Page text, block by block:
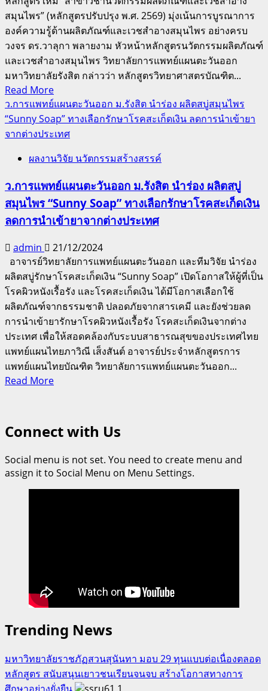
สมุนไพร” (หลักสูตรปรับปรุง พ.ศ. 2569) มุ่งเน้นการบูรณาการ
องค์ความรู้ด้านผลิตภัณฑ์และเวชสำอางสมุนไพร อย่างครบ
วงจร ดร.วาลุกา พลายงาม หัวหน้าหลักสูตรนวัตกรรมผลิตภัณฑ์
และเวชสำอางสมุนไพร วิทยาลัยการแพทย์แผนตะวันออก
มหาวิทยาลัยรังสิต กล่าวว่า หลักสูตรวิทยาศาสตรบัณฑิต...
Read MoreRead
more
about
ว.การ
แผน
ออก
ม.รังสิต
ปรับ
หลักสูตร
ใหม่
“ผลิตภัณฑ์
และ
เวช
สำอาง
สมุนไพร”
สร้าง
มือ
อาชีพ
สำอาง
วงจร
ว.การแพทย์แผนตะวันออก ม.รังสิต นำร่อง ผลิตสบู่สมุนไพร
“Sunny Soap” ทางเลือกรักษาโรคสะเก็ดเงิน ลดการนำเข้ายา
จากต่างประเทศ
ผลงานวิจัย นวัตกรรมสร้างสรรค์
ว.การแพทย์แผนตะวันออก ม.รังสิต นำร่อง ผลิตสบู่
สมุนไพร “Sunny Soap” ทางเลือกรักษาโรคสะเก็ดเงิน
ลดการนำเข้ายาจากต่างประเทศ
admin
21/12/2024
อาจารย์วิทยาลัยการแพทย์แผนตะวันออก และทีมวิจัย นำร่อง
ผลิตสบู่รักษาโรคสะเก็ดเงิน “Sunny Soap” เปิดโอกาสให้ผู้ที่เป็น
โรคผิวหนังเรื้อรัง และโรคสะเก็ดเงิน ได้มีโอกาสเลือกใช้
ผลิตภัณฑ์จากธรรมชาติ ปลอดภัยจากสารเคมี และยังช่วยลด
การนำเข้ายารักษาโรคผิวหนังเรื้อรัง โรคสะเก็ดเงินจากต่าง
ประเทศ เพื่อให้สอดคล้องกับระบบสาธารณสุขของประเทศไทย
แพทย์แผนไทยภาวิณี เส็งสันต์ อาจารย์ประจำหลักสูตรการ
แพทย์แผนไทยบัณฑิต วิทยาลัยการแพทย์แผนตะวันออก...
Read MoreRead
แพทย์
ตะวัน
ออก
เลือก
รักษา
โรค
สะเก็ด
เงิน
ลด
Connect with Us
Social menu is not set. You need to create menu and
assign it to Social Menu on Menu Settings.
Trending News
มหาวิทยาลัยราชภัฏสวนสุนันทา มอบ 29 ทุนแบบต่อเนื่องตลอด
หลักสูตร สนับสนุนเยาวชนเรียนจนจบ สร้างโอกาสทางการ